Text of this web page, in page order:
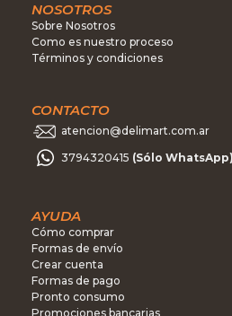
NOSOTROS
Sobre Nosotros
Como es nuestro proceso
Términos y condiciones
CONTACTO
atencion@delimart.com.ar
3794320415 (Sólo WhatsApp)
AYUDA
Cómo comprar
Formas de envío
Crear cuenta
Formas de pago
Pronto consumo
Promociones bancarias